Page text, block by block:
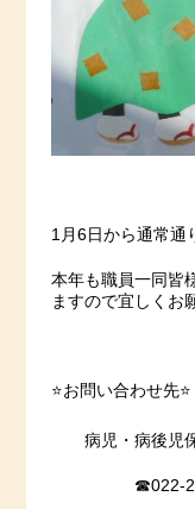
1月6日から通常通
本年も職員一同皆
ますので宜しくお
⭐️お問い合わせ先⭐️
病児・病後児
☎022-